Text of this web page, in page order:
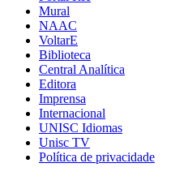
Mural
NAAC
VoltarE
Biblioteca
Central Analítica
Editora
Imprensa
Internacional
UNISC Idiomas
Unisc TV
Política de privacidade